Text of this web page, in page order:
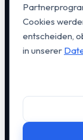
vorbehalten. |
Cookies
entscheiden,
in unserer